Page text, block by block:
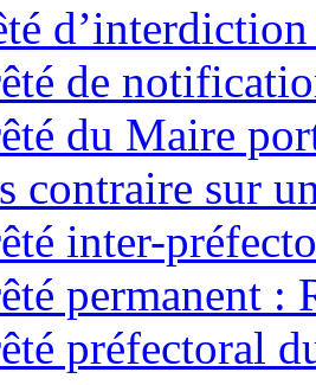
de
du Maire
contraire sur
inter-
permanent :
préfectoral